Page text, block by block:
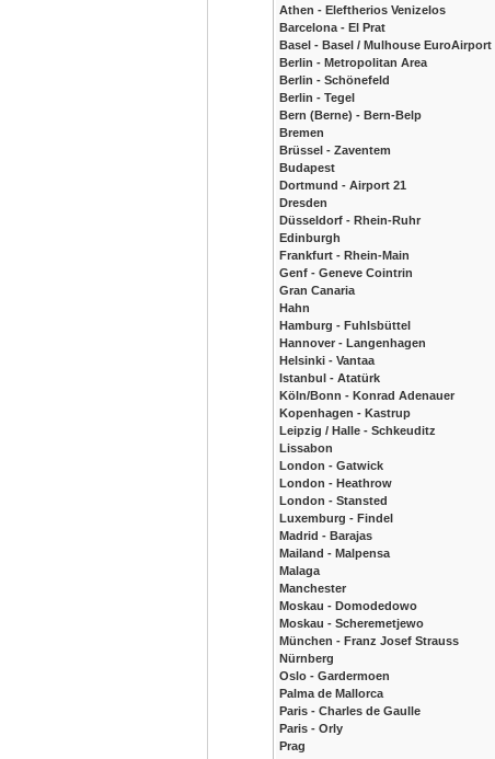
Athen - Eleftherios Venizelos
Barcelona - El Prat
Basel - Basel / Mulhouse EuroAirport
Berlin - Metropolitan Area
Berlin - Schönefeld
Berlin - Tegel
Bern (Berne) - Bern-Belp
Bremen
Brüssel - Zaventem
Budapest
Dortmund - Airport 21
Dresden
Düsseldorf - Rhein-Ruhr
Edinburgh
Frankfurt - Rhein-Main
Genf - Geneve Cointrin
Gran Canaria
Hahn
Hamburg - Fuhlsbüttel
Hannover - Langenhagen
Helsinki - Vantaa
Istanbul - Atatürk
Köln/Bonn - Konrad Adenauer
Kopenhagen - Kastrup
Leipzig / Halle - Schkeuditz
Lissabon
London - Gatwick
London - Heathrow
London - Stansted
Luxemburg - Findel
Madrid - Barajas
Mailand - Malpensa
Malaga
Manchester
Moskau - Domodedowo
Moskau - Scheremetjewo
München - Franz Josef Strauss
Nürnberg
Oslo - Gardermoen
Palma de Mallorca
Paris - Charles de Gaulle
Paris - Orly
Prag